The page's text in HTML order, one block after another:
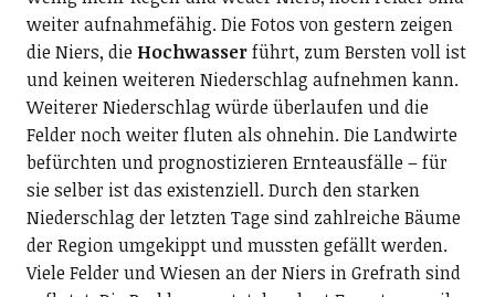
weiter aufnahmefähig. Die Fotos von gestern zeigen
die Niers, die Hochwasserführt, zum Bersten voll ist
und keinen weiteren Niederschlag aufnehmen kann.
Weiterer Niederschlag würde überlaufen und die
Felder noch weiter fluten als ohnehin. Die Landwirte
befürchten und prognostizieren Ernteausfälle – für
sie selber ist das existenziell. Durch den starken
Niederschlag der letzten Tage sind zahlreiche Bäume
der Region umgekippt und mussten gefällt werden.
Viele Felder und Wiesen an der Niers in Grefrath sind